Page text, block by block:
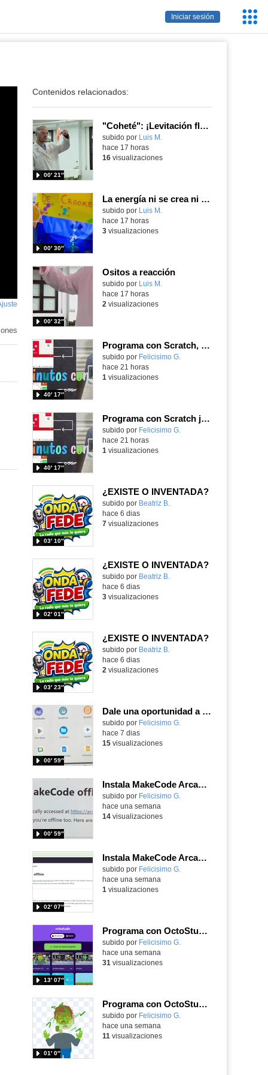
Iniciar sesión
pantalla
Contenidos relacionados:
"Coheté": ¡Levitación flamígera!
Contenido educativo.
subido por Luis M.
00′ 21″
hace 17 horas
16visualizaciones
La energía ni se crea ni se destruye... ¡se experimenta! El Tierno en la Feria Madrid es Ciencia 2026
Contenido educativo.
subido por Luis M.
00′ 30″
hace 17 horas
3visualizaciones
Ositos a reacción
Contenido educativo.
subido por Luis M.
00′ 32″
hace 17 horas
2 visualizaciones
Programa con Scratch, 8 diferentes juegos para vivir la emoción de los partidos de España en el mundial 2026
Contenido educativo.
subido por Felicisimo G.
40′ 17″
hace 21 horas
1 visualizaciones
Programa con Scratch juegos con los partidos del mundial 2026 ganados por España
Contenido educativo.
subido por Felicisimo G.
40′ 17″
hace 21 horas
1 visualizaciones
¿EXISTE O INVENTADA?
Contenido educativo.
subido por Beatriz B.
03′ 10″
hace 6 dias
7visualizaciones
¿EXISTE O INVENTADA?
Contenido educativo.
subido por Beatriz B.
02′ 01″
hace 6 dias
3visualizaciones
¿EXISTE O INVENTADA?
Contenido educativo.
subido por Beatriz B.
03′ 23″
hace 6 dias
2 visualizaciones
Dale una oportunidad a los Chromebooks y utiliza un proyector para realizar talleres si no tienes pantallas táctiles
Contenido educativo.
subido por Felicisimo G.
00′ 59″
hace 7 dias
15visualizaciones
Instala MakeCode Arcade para trabajar offline en tu tablet, ordenador, Chromebook
Contenido educativo.
subido por Felicisimo G.
00′ 59″
hace una semana
14visualizaciones
Instala MakeCode Arcade offline para programar grandes juegos sin necesidad de Internet
Contenido educativo.
subido por Felicisimo G.
02′ 07″
hace una semana
1 visualizaciones
Programa con OctoStudio, un juego de disparos contra Zombies con un cargador basado en el House of the dead
Contenido educativo.
subido por Felicisimo G.
13′ 07″
hace una semana
31 visualizaciones
Programa con OctoStudio, un juego homenajeando al House of the dead con Zombies
Contenido educativo.
subido por Felicisimo G.
01′ 0″
hace una semana
11 visualizaciones